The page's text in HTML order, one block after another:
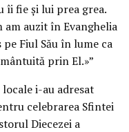
îi fie și lui prea grea.
am auzit în Evanghelia
Fiul Său în lume ca
prin El.»”
i-au adresat
celebrarea Sfintei
Diecezei a